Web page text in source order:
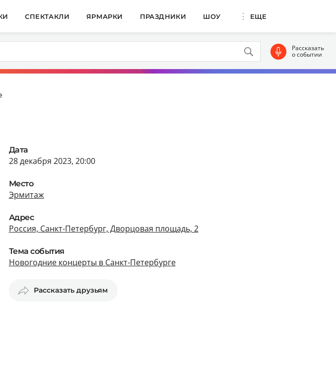
СПЕКТАКЛИ ЯРМАРКИ ПРАЗДНИКИ ШОУ ЕЩЕ
Рассказать
о событии
Дата
28 декабря 2023, 20:00
Место
Эрмитаж
Адрес
Россия, Санкт-Петербург, Дворцовая площадь, 2
Тема события
Новогодние концерты в Санкт-Петербурге
Рассказать друзьям